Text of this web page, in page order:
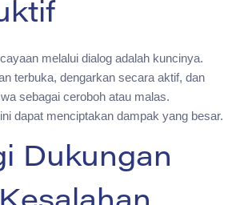
melalui dialog adalah kuncinya.
terbuka, dengarkan secara aktif, dan
sebagai ceroboh atau malas.
dapat menciptakan dampak yang besar.
Dukungan